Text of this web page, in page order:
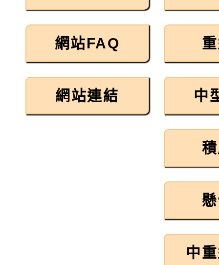
重型架租賃服務
網站FAQ
網站連結 中
中